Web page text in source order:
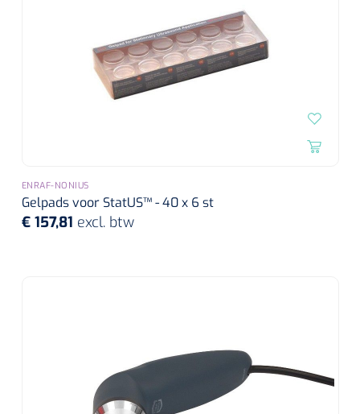
ENRAF-NONIUS
Gelpads voor StatUS™ - 40 x 6 st
€ 157,81 excl. btw